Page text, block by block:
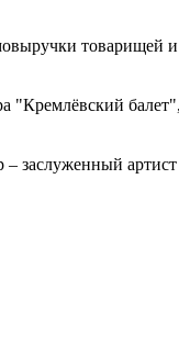
товарищей
"Кремлёвский
– заслуженный